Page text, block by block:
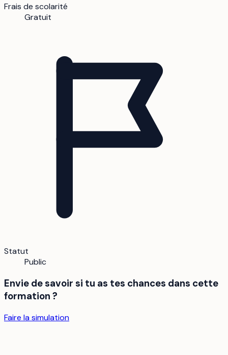
Frais de scolarité
Gratuit
Statut
Public
Envie de savoir si tu as tes chances dans cette
formation ?
Faire la simulation